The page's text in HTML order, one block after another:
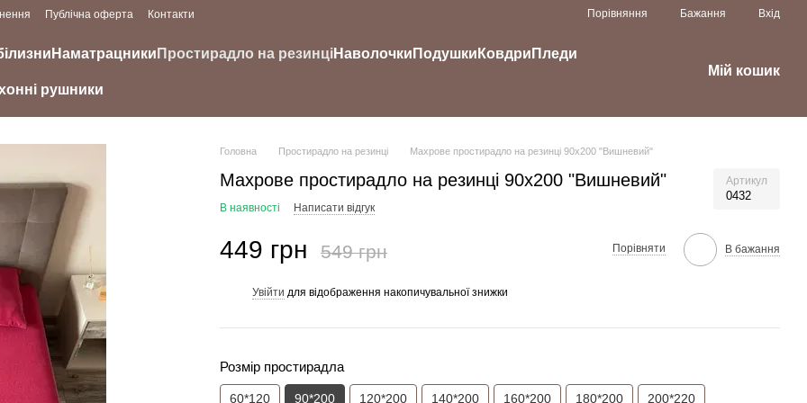
Публічна оферта Контакти Порівняння Бажання Вхід
Наматрацники Простирадло на резинціНаволочки Подушки Ковдри Пледи
рушники
Мій кошик
Головна Простирадло на резинці Махрове простирадло на резинці 90х200 "Вишневий"
Махрове простирадло на резинці 90х200 "Вишневий" Артикул
0432
В наявності Написати відгук
449 грн 549 грн Порівняти В бажання
Увійти для відображення накопичувальної знижки
Розмір простирадла
60*120 90*200 120*200 140*200 160*200 180*200 200*220